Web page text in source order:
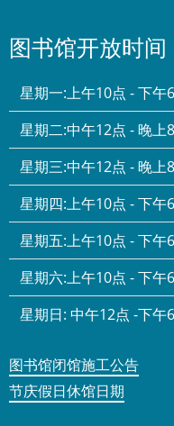
图书馆开放时间
星期一:上午10点 - 下午
星期二:中午12点 - 晚上
星期三:中午12点 - 晚上
星期四:上午10点 - 下午
星期五:上午10点 - 下午
星期六:上午10点 - 下午
星期日: 中午12点 -下午
图书馆闭馆施工公告
节庆假日休馆日期